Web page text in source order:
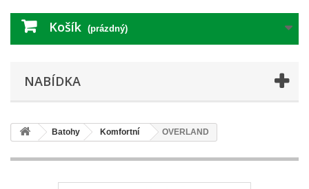
Košík (prázdný)
NABÍDKA
Batohy Komfortní OVERLAND